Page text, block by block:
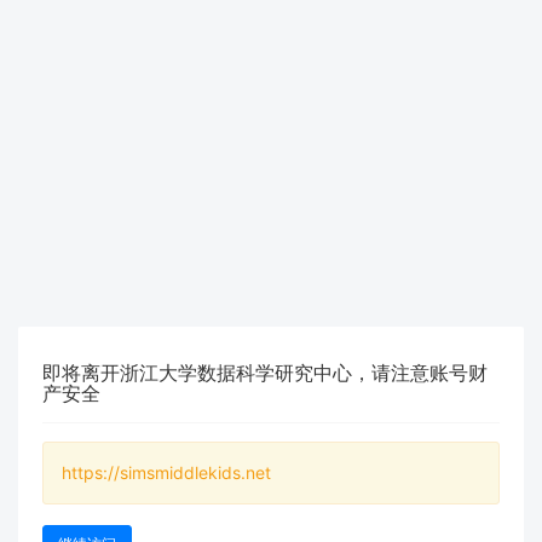
即将离开浙江大学数据科学研究中心，请注意账号财
产安全
https://simsmiddlekids.net